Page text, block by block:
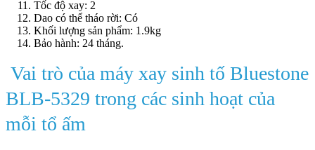
Tốc độ xay: 2
Dao có thể tháo rời: Có
Khối lượng sản phẩm: 1.9kg
Bảo hành: 24 tháng.
Vai trò của máy xay sinh tố Bluestone
BLB-5329 trong các sinh hoạt của
mỗi tổ ấm